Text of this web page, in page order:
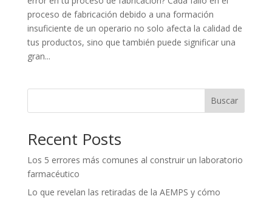
proceso de fabricación debido a una formación
insuficiente de un operario no solo afecta la calidad de
tus productos, sino que también puede significar una
gran...
Buscar
Recent Posts
Los 5 errores más comunes al construir un laboratorio
farmacéutico
Lo que revelan las retiradas de la AEMPS y cómo